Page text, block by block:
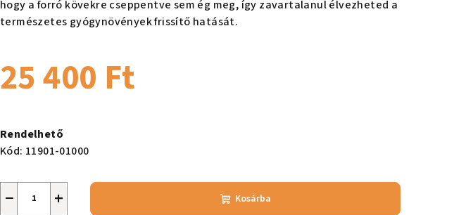
0,0
hogy a forró kövekre cseppentve sem ég meg, így zavartalanul élvezheted a
természetes gyógynövények frissítő hatását.
25 400 Ft
Rendelhető
Kód: 11901-01000
+
− Kosárba